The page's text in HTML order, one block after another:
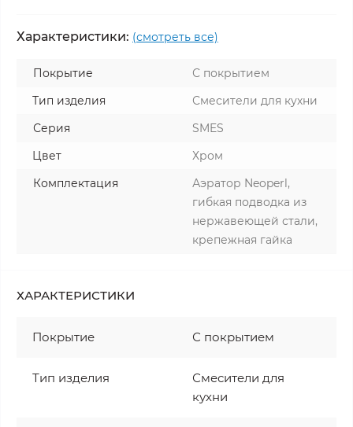
Характеристики: (смотреть все)
Покрытие
С покрытием
Тип изделия
Смесители для кухни
Серия
SMES
Цвет
Хром
Комплектация
Аэратор Neoperl,
гибкая подводка из
нержавеющей стали,
крепежная гайка
ХАРАКТЕРИСТИКИ
Покрытие С покрытием
Тип изделия
Смесители для
кухни